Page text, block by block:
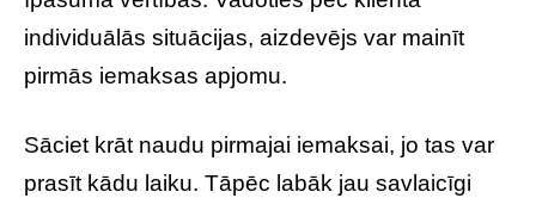
individuālās situācijas, aizdevējs var mainīt
pirmās iemaksas apjomu.
Sāciet krāt naudu pirmajai iemaksai, jo tas var
prasīt kādu laiku. Tāpēc labāk jau savlaicīgi